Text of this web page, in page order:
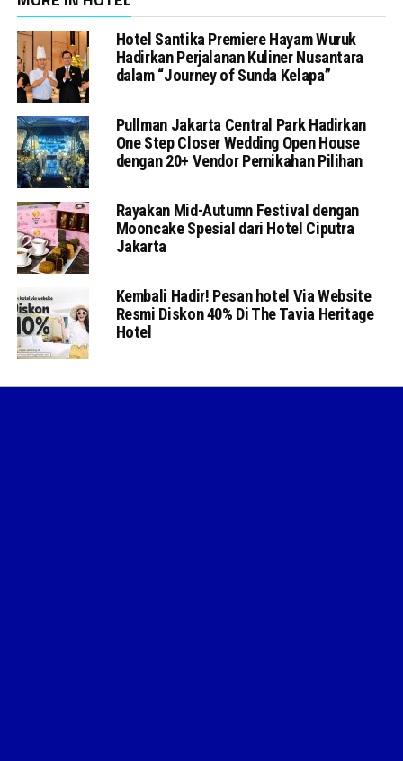
Hotel Santika Premiere Hayam Wuruk
Hadirkan Perjalanan Kuliner Nusantara
dalam “Journey of Sunda Kelapa”
Pullman Jakarta Central Park Hadirkan
One Step Closer Wedding Open House
dengan 20+ Vendor Pernikahan Pilihan
Rayakan Mid-Autumn Festival dengan
Mooncake Spesial dari Hotel Ciputra
Jakarta
Kembali Hadir! Pesan hotel Via Website
Resmi Diskon 40% Di The Tavia Heritage
Hotel